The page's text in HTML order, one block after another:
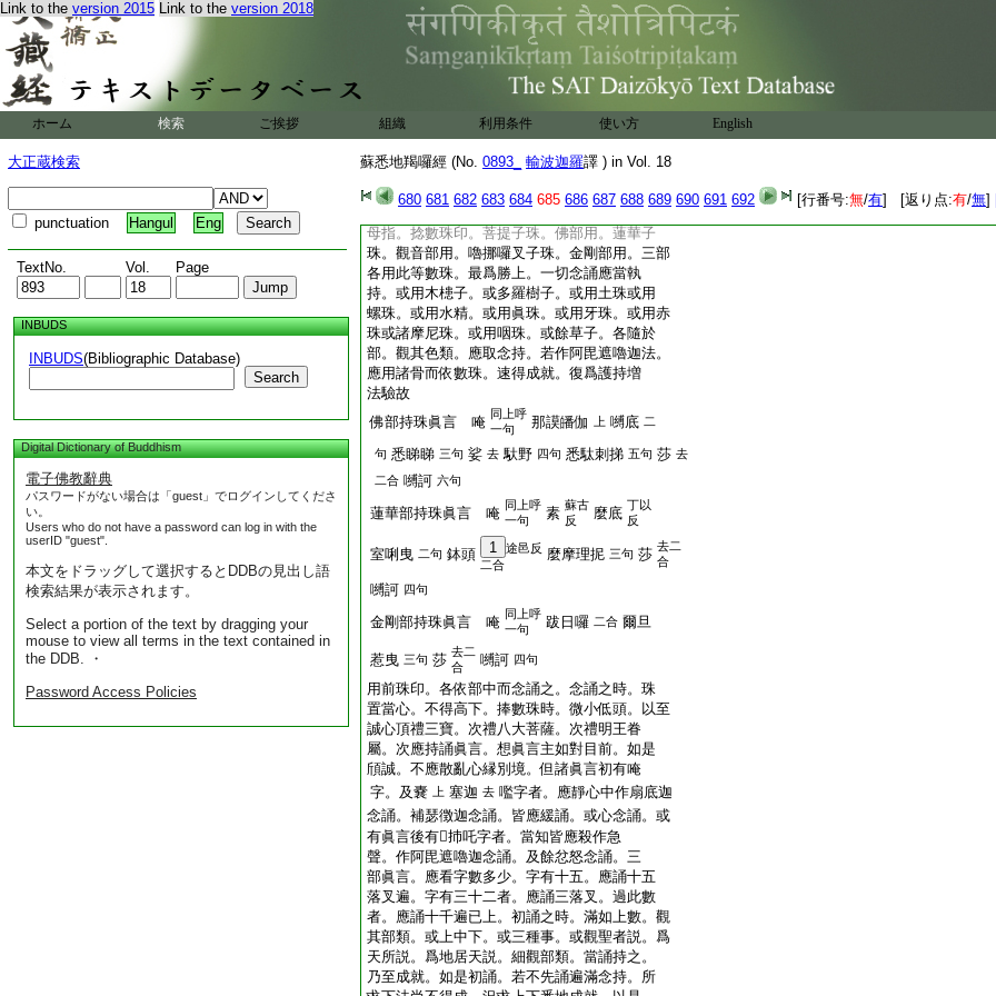
Link to the version 2015 Link to the version 2018
ホーム 検索 ご挨拶 組織 利用条件 使い方 English
大正蔵検索
punctuation Hangul Eng
TextNo. Vol. Page
INBUDS
INBUDS(Bibliographic Database)
Search
Digital Dictionary of Buddhism
電子佛教辭典
パスワードがない場合は「guest」でログインしてくださ
い。
Users who do not have a password can log in with the
userID "guest".
本文をドラッグして選択するとDDBの見出し語
検索結果が表示されます。
Select a portion of the text by dragging your
mouse to view all terms in the text contained in
the DDB. ・
Password Access Policies
蘇悉地羯囉經 (No. 0893_ 輸波迦羅譯 ) in Vol. 18
680 681 682 683 684 685 686 687 688 689 690 691 692 [行番号:無/有] [返り点:有/無]
蓮華部淨珠眞言 唵 一句
阿 密栗譡
反
魚迦反又音
迦字居邏反
室唎曳 室唎摩里抳
嚩訶 五句
同上呼
枳 枳
三句 莎 嚩訶 四句
以右手大指。捻無名指頭。直舒中指小指。微
屈。以頭指。押中指上節側。左手亦然
母指。捻數珠印。菩提子珠。佛部用。蓮華子
珠。觀音部用。嚕挪囉叉子珠。金剛部用。三部
各用此等數珠。最爲勝上。一切念誦應當執
持。或用木槵子。或多羅樹子。或用土珠或用
螺珠。或用水精。或用眞珠。或用牙珠。或用赤
珠或諸摩尼珠。或用咽珠。或餘草子。各隨於
部。觀其色類。應取念持。若作阿毘遮嚕迦法。
應用諸骨而依數珠。速得成就。復爲護持増
法驗故
佛部持珠眞言 唵 同上呼
一句
那謨皤伽 上 嚩底 二
句 悉睇睇 三句 娑 去 馱野 四句 悉駄刺挮 五句 莎 去
二合 嚩訶 六句
蓮華部持珠眞言 唵 同上呼
一句
素 蘇古
反
麼底 丁以
反
室唎曳 二句 鉢頭 1
途邑反
二合
麼摩理抳 三句 莎 去二
合
嚩訶 四句
金剛部持珠眞言 唵 同上呼
一句
跋日囉 二合 爾旦
惹曳 三句 莎 去二
合
嚩訶 四句
用前珠印。各依部中而念誦之。念誦之時。珠
置當心。不得高下。捧數珠時。微小低頭。以至
誠心頂禮三寶。次禮八大菩薩。次禮明王眷
屬。次應持誦眞言。想眞言主如對目前。如是
頎誠。不應散亂心縁別境。但諸眞言初有唵
字。及嚢
上 塞迦 去 嚂字者。應靜心中作扇底迦
念誦。補瑟徴迦念誦。皆應緩誦。或心念誦。或
有眞言後有𤙖㧊吒字者。當知皆應殺作急
聲。作阿毘遮嚕迦念誦。及餘忿怒念誦。三
部眞言。應看字數多少。字有十五。應誦十五
落叉遍。字有三十二者。應誦三落叉。過此數
者。應誦十千遍已上。初誦之時。滿如上數。觀
其部類。或上中下。或三種事。或觀聖者説。爲
天所説。爲地居天説。細觀部類。當誦持之。
乃至成就。如是初誦。若不先誦遍滿念持。所